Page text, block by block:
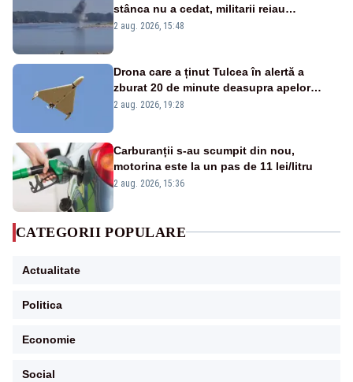
stânca nu a cedat, militarii reiau
detonările luni – VIDEO
2 aug. 2026, 15:48
Drona care a ținut Tulcea în alertă a
zburat 20 de minute deasupra apelor
României. Au fost ridicate două F-16
2 aug. 2026, 19:28
Carburanții s-au scumpit din nou,
motorina este la un pas de 11 lei/litru
2 aug. 2026, 15:36
CATEGORII POPULARE
Actualitate
Politica
Economie
Social